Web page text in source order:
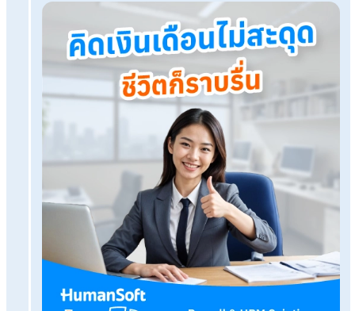
โปรแกรมเงินเดือน HumanSoft
ทดลองใช้ฟรี 30 วัน ครบทุกฟังก์ชัน
ไม่มีค่าใช้จ่ายใดๆ ทั้งสิ้น
ทดลองใช้งานฟรี